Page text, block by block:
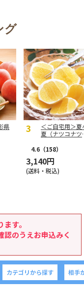
グ
県
＜ご自宅用＞夏
夏（ナツコナツ
4.6 （158）
3,140円
(送料・税込)
す。
のうえお申込みく
カテゴリから探す 相手